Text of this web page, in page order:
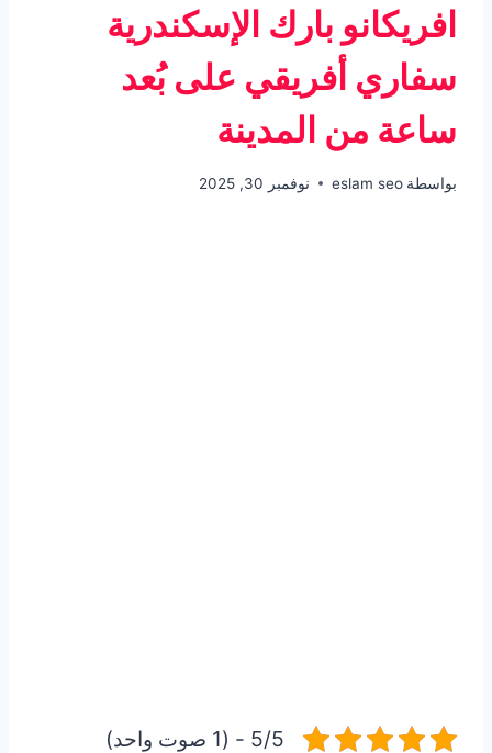
افريكانو بارك الإسكندرية
سفاري أفريقي على بُعد
ساعة من المدينة
بواسطة eslam seo نوفمبر 30, 2025
5/5 - (1 صوت واحد)